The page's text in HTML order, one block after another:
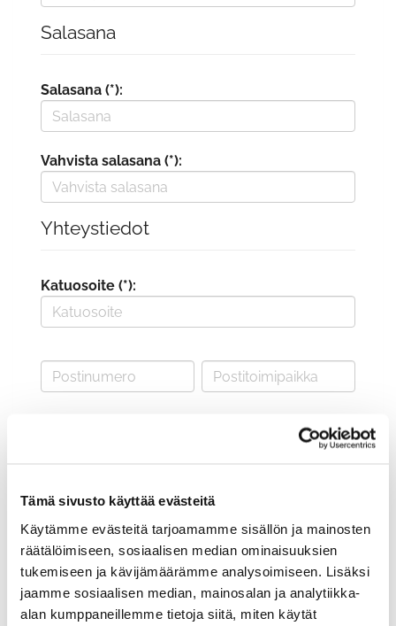
Tämä sivusto käyttää evästeitä
Käytämme evästeitä tarjoamamme sisällön ja mainosten
räätälöimiseen, sosiaalisen median ominaisuuksien
tukemiseen ja kävijämäärämme analysoimiseen. Lisäksi
jaamme sosiaalisen median, mainosalan ja analytiikka-
alan kumppaneillemme tietoja siitä, miten käytät
Salasana
Salasana (*):
Vahvista salasana (*):
Yhteystiedot
Katuosoite (*):
Valitse seura:
Jäsennumero: